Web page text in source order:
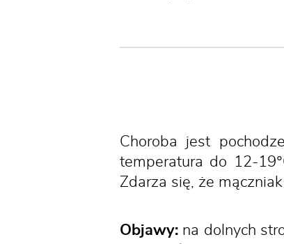
Choroba jest
temperatura do 12-
Zdarza się, że
Objawy: na dolnych